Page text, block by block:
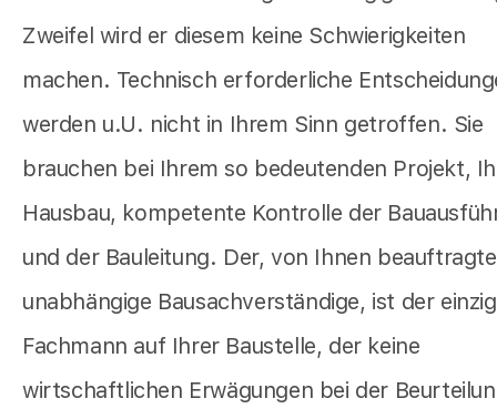
Zweifel wird er diesem keine Schwierigkeiten
machen. Technisch erforderliche
werden u.U. nicht in Ihrem Sinn getroffen. Sie
brauchen bei Ihrem so bedeutenden Projekt,
Hausbau, kompetente Kontrolle der
und der Bauleitung. Der, von Ihnen
unabhängige Bausachverständige, ist der
Fachmann auf Ihrer Baustelle, der keine
wirtschaftlichen Erwägungen bei der